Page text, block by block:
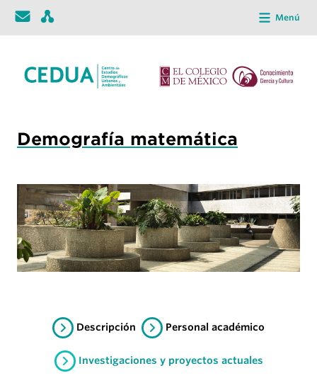
Menú
Demografía matemática
Descripción Personal académico
Investigaciones y proyectos actuales